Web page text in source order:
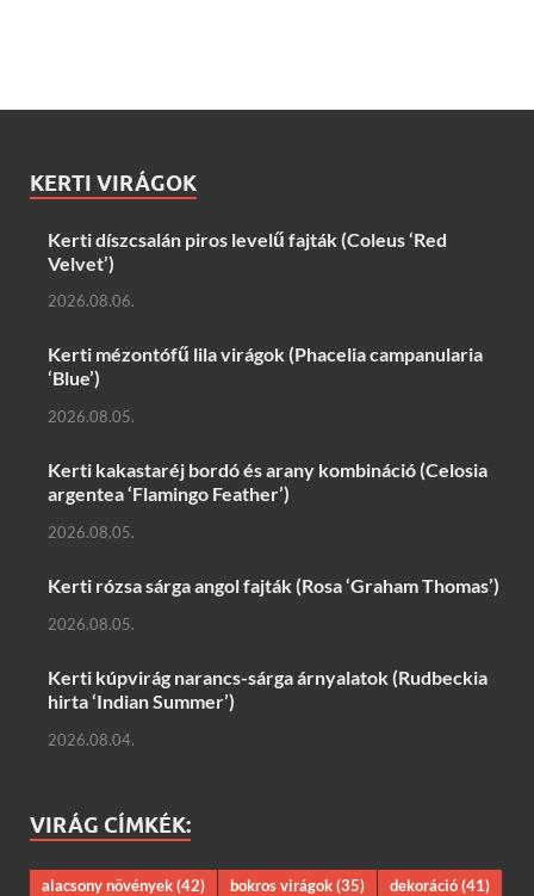
KERTI VIRÁGOK
Kerti díszcsalán piros levelű fajták (Coleus ‘Red
Velvet’)
2026.08.06.
Kerti mézontófű lila virágok (Phacelia campanularia
‘Blue’)
2026.08.05.
Kerti kakastaréj bordó és arany kombináció (Celosia
argentea ‘Flamingo Feather’)
2026.08.05.
Kerti rózsa sárga angol fajták (Rosa ‘Graham Thomas’)
2026.08.05.
Kerti kúpvirág narancs-sárga árnyalatok (Rudbeckia
hirta ‘Indian Summer’)
2026.08.04.
VIRÁG CÍMKÉK:
alacsony növények(42) bokros virágok(35) dekoráció(41)